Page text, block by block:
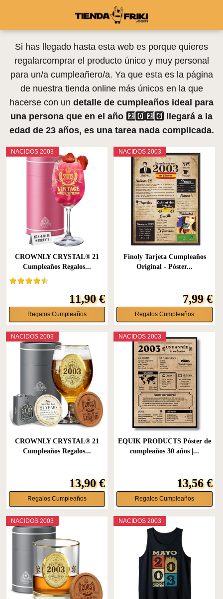
Si has llegado hasta esta web es porque quieres
regalarcomprar el producto único y muy personal
para un/a cumpleañero/a. Ya que esta es la página
de nuestra tienda online más únicos en la que
hacerse con un detalle de cumpleaños ideal para
una persona que en el año 2️⃣0️⃣2️⃣6️⃣ llegará a la
edad de 23 años, es una tarea nada complicada.
NACIDOS 2003
CROWNLY CRYSTAL® 21
Cumpleaños Regalos...
11,90 €
Regalos Cumpleaños
NACIDOS 2003
Finoly Tarjeta Cumpleaños
Original - Póster...
7,99 €
Regalos Cumpleaños
NACIDOS 2003
CROWNLY CRYSTAL® 21
Cumpleaños Regalos...
13,90 €
Regalos Cumpleaños
NACIDOS 2003
EQUIK PRODUCTS Póster de
cumpleaños 30 años |...
13,56 €
Regalos Cumpleaños
NACIDOS 2003 NACIDOS 2003